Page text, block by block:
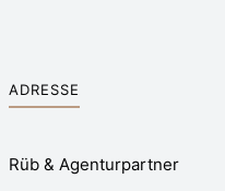
ADRESSE
Rüb & Agenturpartner